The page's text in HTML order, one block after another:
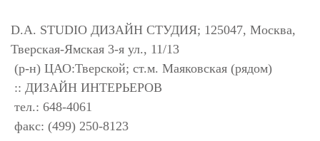
D.A. STUDIO ДИЗАЙН СТУДИЯ; 125047, Москва,
Тверская-Ямская 3-я ул., 11/13
(р-н) ЦАО:Тверской; ст.м. Маяковская (рядом)
:: ДИЗАЙН ИНТЕРЬЕРОВ
тел.: 648-4061
факс: (499) 250-8123